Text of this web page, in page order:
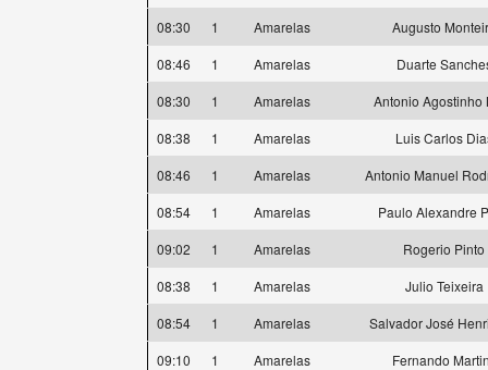
08:30
1 Amarelas
Augusto
08:46
1 Amarelas
Duarte
08:30
1 Amarelas
Antonio Agostinho
08:38
1 Amarelas
Luis Carlos
08:46
1 Amarelas
Antonio Manuel
08:54
1 Amarelas
Paulo Alexandre
09:02
1 Amarelas
Rogerio Pinto
08:38
1 Amarelas
Julio Teixeira
08:54
1 Amarelas
Salvador José
09:10
1 Amarelas
Fernando